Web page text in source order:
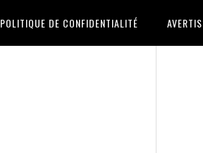
POLITIQUE DE CONFIDENTIALITÉ